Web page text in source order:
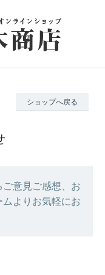
ショップへ戻る
意見ご感想、お
よりお気軽にお